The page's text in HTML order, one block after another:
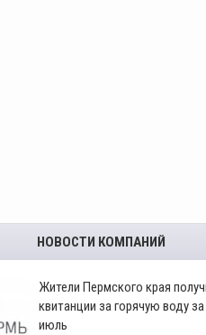
НОВОСТИ КОМПАНИЙ
​Жители Пермского края
квитанции за горячую воду за
июль